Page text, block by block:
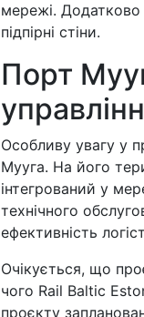
мережі.
підпірні стіни.
Порт
Особливу увагу у
Мууга. На його
інтегрований у
технічного
ефективність
Очікується, що
чого Rail Baltic
проєкту